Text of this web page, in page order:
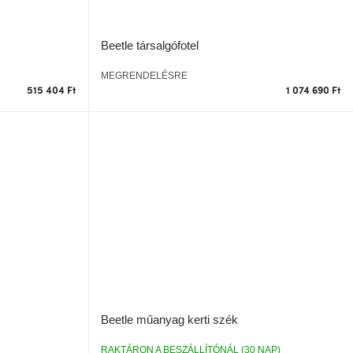
515 404 Ft
Beetle társalgófotel
MEGRENDELÉSRE
1 074 690 Ft
Beetle műanyag kerti szék
RAKTÁRON A BESZÁLLÍTÓNÁL (30 NAP)